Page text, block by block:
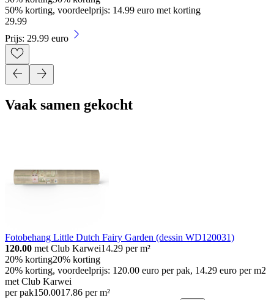
50% korting, voordeelprijs: 14.99 euro met korting
29.99
Prijs: 29.99 euro
Vaak samen gekocht
Fotobehang Little Dutch Fairy Garden (dessin WD120031)
120.00 met Club Karwei14.29 per m²
20% korting20% korting
20% korting, voordeelprijs: 120.00 euro per pak, 14.29 euro per m2
met Club Karwei
per pak150.0017.86 per m²